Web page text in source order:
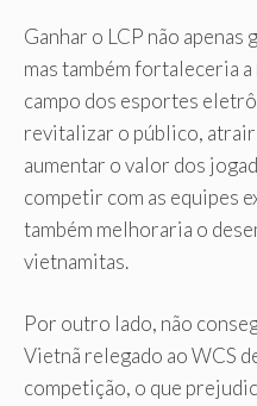
Ganhar o LCP não
mas também fortaleceria
campo dos esportes
revitalizar o público,
aumentar o valor dos
competir com as equipes
também melhoraria o
vietnamitas.
Por outro lado, não
Vietnã relegado ao WCS
competição, o que